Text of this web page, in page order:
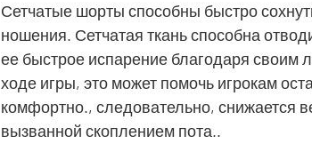
Сетчатые шорты способны быстро
ношения. Сетчатая ткань способна
ее быстрое испарение благодаря
ходе игры, это может помочь игрокам
комфортно., следовательно, снижается
вызванной скоплением пота..